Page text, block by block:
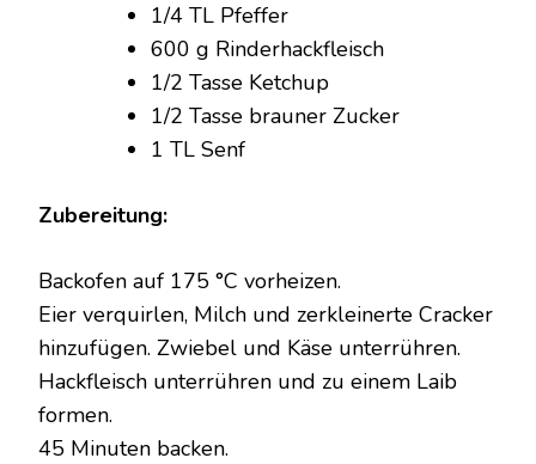
1/4 TL Pfeffer
600 g Rinderhackfleisch
1/2 Tasse Ketchup
1/2 Tasse brauner Zucker
1 TL Senf
Zubereitung:
Backofen auf 175 °C vorheizen.
Eier verquirlen, Milch und zerkleinerte Cracker
hinzufügen. Zwiebel und Käse unterrühren.
Hackfleisch unterrühren und zu einem Laib
formen.
45 Minuten backen.